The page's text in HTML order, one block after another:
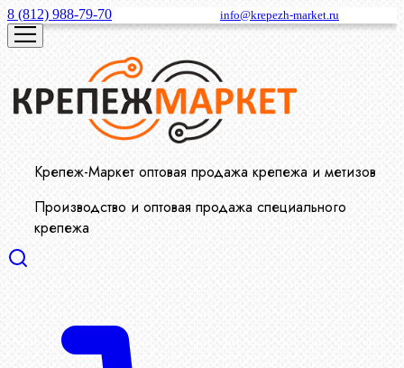
8 (812) 988-79-70 info@krepezh-market.ru
Крепеж-Маркет оптовая продажа крепежа и метизов
Производство и оптовая продажа специального
крепежа